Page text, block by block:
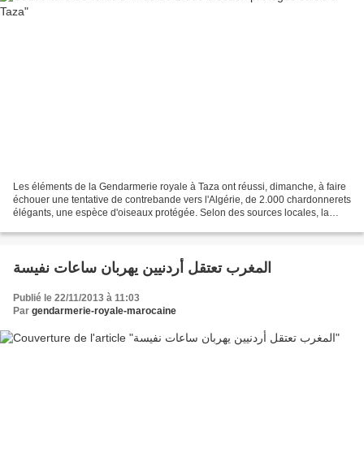
Les éléments de la Gendarmerie royale à Taza ont réussi, dimanche, à faire
échouer une tentative de contrebande vers l'Algérie, de 2.000 chardonnerets
élégants, une espèce d'oiseaux protégée. Selon des sources locales, la
المغرب تعتقل أردنيين يهربان ساعات نفيسة
Publié le 22/11/2013 à 11:03
Par gendarmerie-royale-marocaine